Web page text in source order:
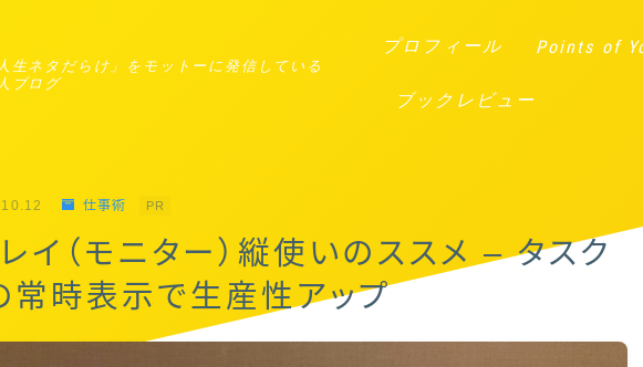
人生ネタだらけ」をモットーに発信している
ブログ
プロフィール Points of
ブックレビュー
仕事術 PR
イ（モニター）縦使いのススメ – タスク
常時表示で生産性アップ